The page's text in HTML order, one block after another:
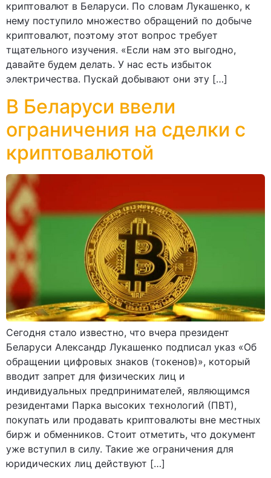
криптовалют в Беларуси. По словам Лукашенко, к
нему поступило множество обращений по добыче
криптовалют, поэтому этот вопрос требует
тщательного изучения. «Если нам это выгодно,
давайте будем делать. У нас есть избыток
электричества. Пускай добывают они эту […]
В Беларуси ввели
ограничения на сделки с
криптовалютой
Сегодня стало известно, что вчера президент
Беларуси Александр Лукашенко подписал указ «Об
обращении цифровых знаков (токенов)», который
вводит запрет для физических лиц и
индивидуальных предпринимателей, являющимся
резидентами Парка высоких технологий (ПВТ),
покупать или продавать криптовалюты вне местных
бирж и обменников. Стоит отметить, что документ
уже вступил в силу. Такие же ограничения для
юридических лиц действуют […]